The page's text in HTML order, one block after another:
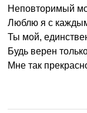
Неповторимый
Люблю я с
Ты мой,
Будь верен
Мне так